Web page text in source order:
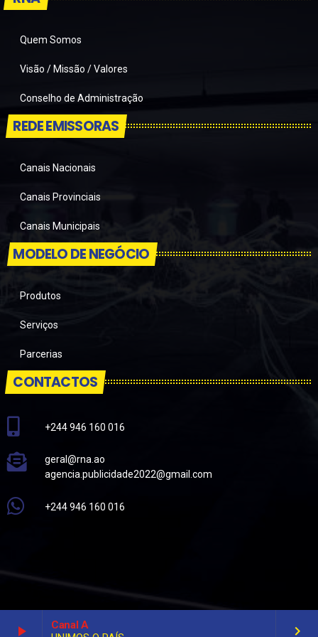
Quem Somos
Visão / Missão / Valores
Conselho de Administração
REDE EMISSORAS
Canais Nacionais
Canais Provinciais
Canais Municipais
MODELO DE NEGÓCIO
Produtos
Serviços
Parcerias
CONTACTOS
+244 946 160 016
geral@rna.ao
agencia.publicidade2022@gmail.com
+244 946 160 016
play_arrow
Canal A
keyboard_arrow_right